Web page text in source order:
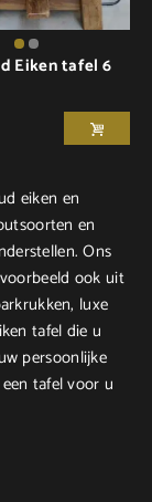
Eiken tafel 6
eiken en
en
Ons
ook uit
luxe
tafel die u
persoonlijke
tafel voor u